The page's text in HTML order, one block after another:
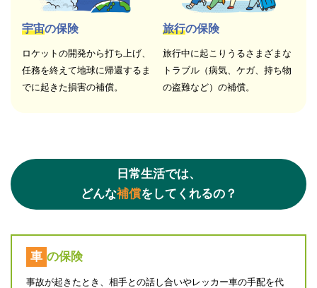
宇宙の保険
ロケットの開発から打ち上げ、
任務を終えて地球に帰還するま
でに起きた損害の補償。
旅行の保険
旅行中に起こりうるさまざまな
トラブル（病気、ケガ、持ち物
の盗難など）の補償。
日常生活では、
どんな補償をしてくれるの？
車 の保険
事故が起きたとき、相手との話し合いやレッカー車の手配を代